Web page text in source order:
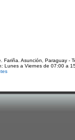
Fariña. Asunción, Paraguay -
Lunes a Viernes de 07:00 a